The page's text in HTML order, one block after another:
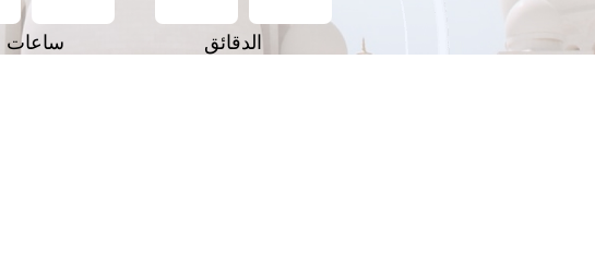
ساعات الدقائق